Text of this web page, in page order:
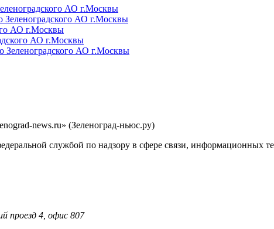
news.ru» (Зеленоград-ньюс.ру)
службой по надзору в сфере связи, информационных
проезд 4, офис 807